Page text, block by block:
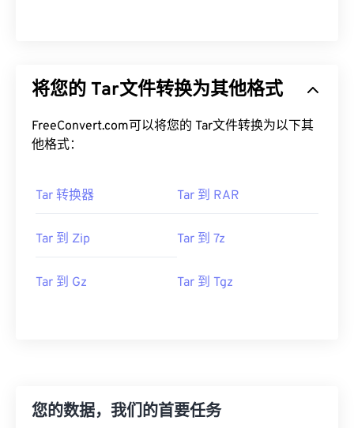
将您的 Tar文件转换为其他格式
FreeConvert.com可以将您的 Tar文件转换为以下其
他格式：
Tar 转换器 Tar 到 RAR
Tar 到 Zip Tar 到 7z
Tar 到 Gz Tar 到 Tgz
您的数据，我们的首要任务